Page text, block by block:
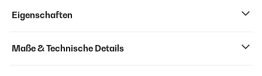
Eigenschaften
Maße & Technische Details